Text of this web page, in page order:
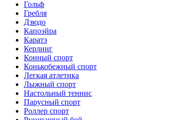
Гольф
Гребля
Дзюдо
Капоэйра
Каратэ
Керлинг
Конный спорт
Конькобежный спорт
Легкая атлетика
Лыжный спорт
Настольный теннис
Парусный спорт
Роллер спорт